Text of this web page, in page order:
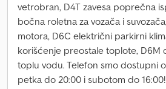
vetrobran, D4T zavesa poprečna
bočna roletna za vozača i
motora, D6C električni parkirni
korišćenje preostale toplote, D6M
toplu vodu. Telefon smo dostupni
petka do 20:00 i subotom do 16:00!